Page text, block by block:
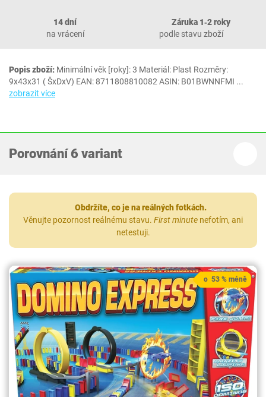
14 dní
na vrácení
Záruka 1‐2 roky
podle stavu zboží
Popis zboží: Minimální věk [roky]: 3 Materiál: Plast Rozměry:
9x43x31 ( ŠxDxV) EAN: 8711808810082 ASIN: B01BWNNFMI ...
zobrazit více
Porovnání 6 variant
Obdržíte, co je na reálných fotkách.
Věnujte pozornost reálnému stavu. First minute nefotím, ani
netestuji.
o 53 % méně